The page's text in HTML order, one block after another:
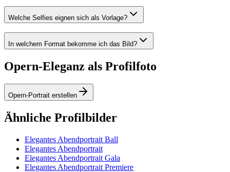
Welche Selfies eignen sich als Vorlage?
In welchem Format bekomme ich das Bild?
Opern-Eleganz als Profilfoto
Opern-Portrait erstellen
Ähnliche Profilbilder
Elegantes Abendportrait Ball
Elegantes Abendportrait
Elegantes Abendportrait Gala
Elegantes Abendportrait Premiere